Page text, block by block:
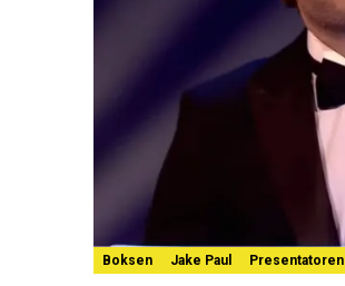
Boksen Jake Paul Presentatoren